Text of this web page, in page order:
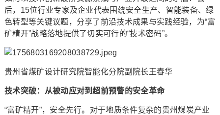
后，15位行业专家及企业代表围绕安全生产、智能装备、绿
色转型等关键议题，分享了前沿技术成果与实践经验，为“富
矿精开”战略落地提供了切实可行的“技术密码”。
贵州省煤矿设计研究院智能化分院副院长王春华
技术突破：从被动应对到超前预警的安全革命
“富矿精开”，安全先行。对于地质条件复杂的贵州煤炭产业